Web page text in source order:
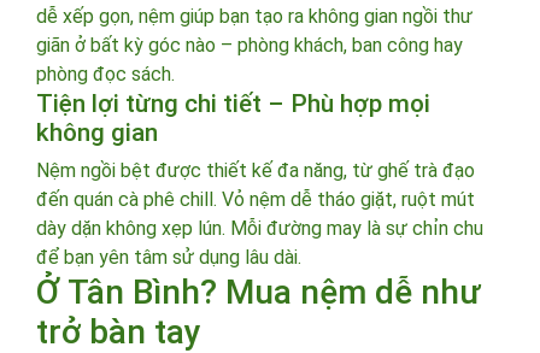
dễ xếp gọn, nệm giúp bạn tạo ra không gian ngồi thư
giãn ở bất kỳ góc nào – phòng khách, ban công hay
phòng đọc sách.
Tiện lợi từng chi tiết – Phù hợp mọi
không gian
Nệm ngồi bệt được thiết kế đa năng, từ ghế trà đạo
đến quán cà phê chill. Vỏ nệm dễ tháo giặt, ruột mút
dày dặn không xẹp lún. Mỗi đường may là sự chỉn chu
để bạn yên tâm sử dụng lâu dài.
Ở Tân Bình? Mua nệm dễ như
trở bàn tay